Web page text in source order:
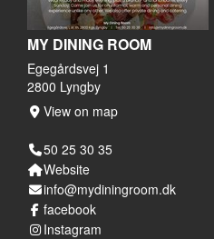
MY DINING ROOM
Egegårdsvej 1
2800 Lyngby
View on map
50 25 30 35
Website
info@mydiningroom.dk
facebook
Instagram